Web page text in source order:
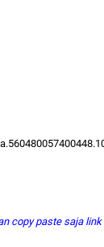
copy paste saja